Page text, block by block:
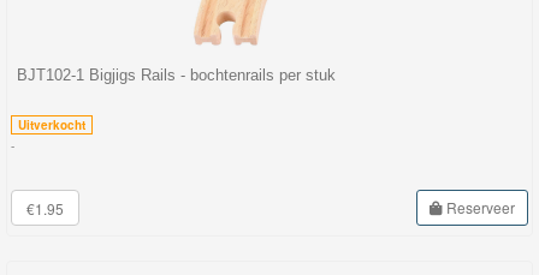
BJT102-1 Bigjigs Rails - bochtenrails per stuk
Uitverkocht
-
€1.95 Reserveer